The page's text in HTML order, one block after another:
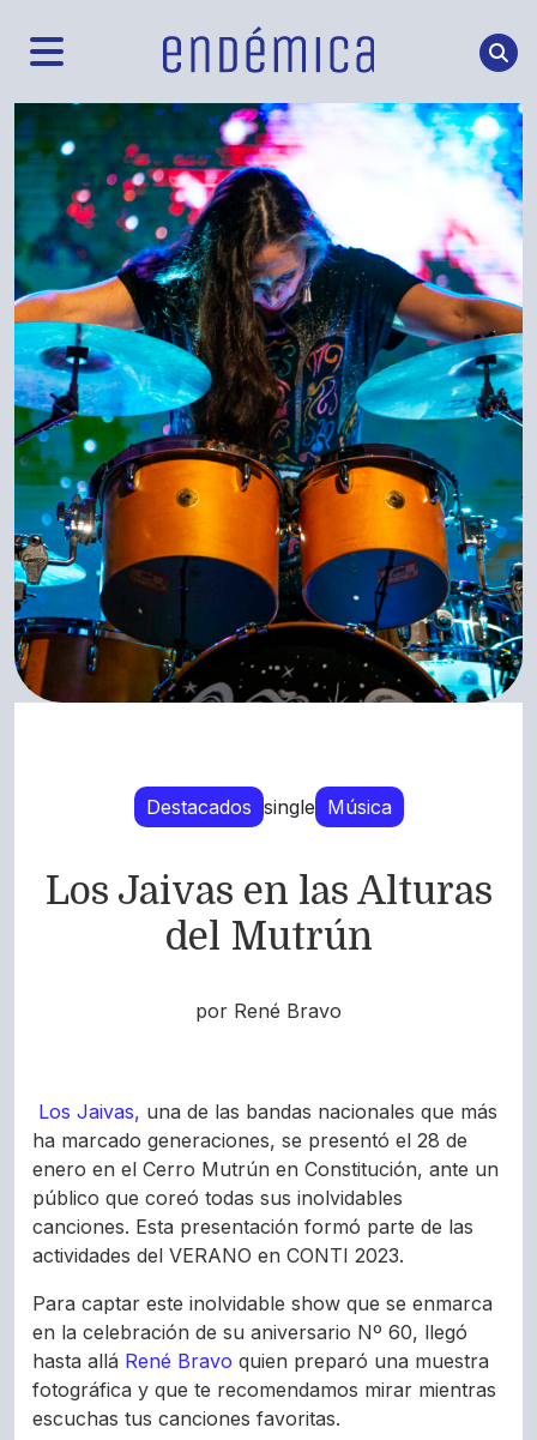
Destacados single Música
Los Jaivas en las Alturas
del Mutrún
por René Bravo
Los Jaivas, una de las bandas nacionales que más
ha marcado generaciones, se presentó el 28 de
enero en el Cerro Mutrún en Constitución, ante un
público que coreó todas sus inolvidables
canciones. Esta presentación formó parte de las
actividades del VERANO en CONTI 2023.
Para captar este inolvidable show que se enmarca
en la celebración de su aniversario Nº 60, llegó
hasta allá René Bravo quien preparó una muestra
fotográfica y que te recomendamos mirar mientras
escuchas tus canciones favoritas.